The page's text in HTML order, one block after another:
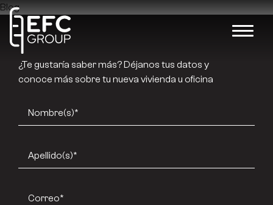
Blog
¿Te gustaría saber más? Déjanos tus datos y
conoce más sobre tu nueva vivienda u oficina